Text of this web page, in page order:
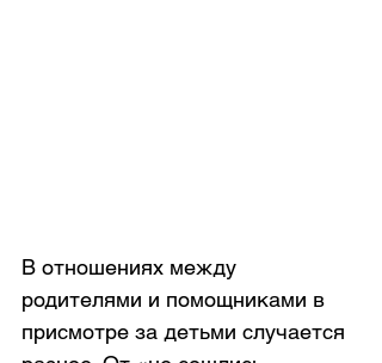
В отношениях между
родителями и помощниками в
присмотре за детьми случается